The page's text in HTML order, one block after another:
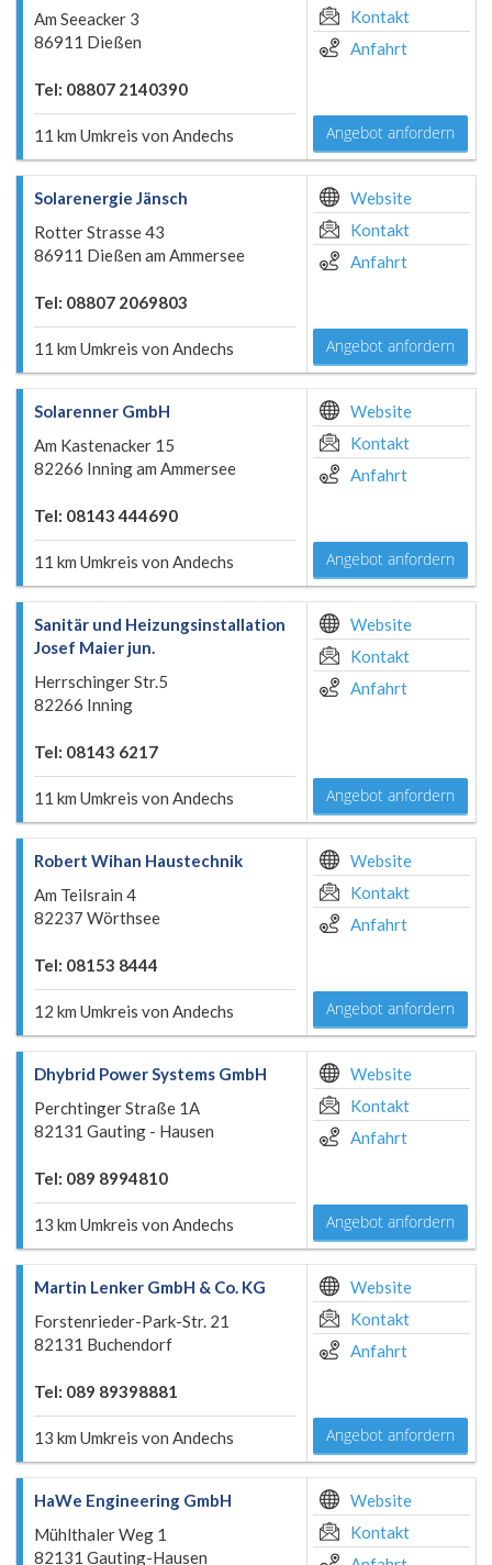
Am Seeacker 3
86911 Dießen
Tel: 08807 2140390
11 km Umkreis von Andechs
Kontakt
Anfahrt
Angebot anfordern
Solarenergie Jänsch
Rotter Strasse 43
86911 Dießen am Ammersee
Tel: 08807 2069803
11 km Umkreis von Andechs
Website
Kontakt
Anfahrt
Angebot anfordern
Solarenner GmbH
Am Kastenacker 15
82266 Inning am Ammersee
Tel: 08143 444690
11 km Umkreis von Andechs
Website
Kontakt
Anfahrt
Angebot anfordern
Sanitär und Heizungsinstallation
Josef Maier jun.
Herrschinger Str.5
82266 Inning
Tel: 08143 6217
11 km Umkreis von Andechs
Website
Kontakt
Anfahrt
Angebot anfordern
Robert Wihan Haustechnik
Am Teilsrain 4
82237 Wörthsee
Tel: 08153 8444
12 km Umkreis von Andechs
Website
Kontakt
Anfahrt
Angebot anfordern
Dhybrid Power Systems GmbH
Perchtinger Straße 1A
82131 Gauting - Hausen
Tel: 089 8994810
13 km Umkreis von Andechs
Website
Kontakt
Anfahrt
Angebot anfordern
Martin Lenker GmbH & Co. KG
Forstenrieder-Park-Str. 21
82131 Buchendorf
Tel: 089 89398881
13 km Umkreis von Andechs
Website
Kontakt
Anfahrt
Angebot anfordern
HaWe Engineering GmbH
Mühlthaler Weg 1
82131 Gauting-Hausen
Website
Kontakt